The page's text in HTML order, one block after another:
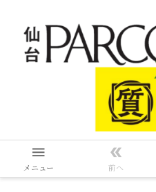

メニュー

前へ